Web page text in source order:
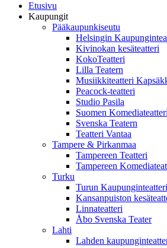
Etusivu
Kaupungit
Pääkaupunkiseutu
Helsingin
Kivinokan kesäteatteri
KokoTeatteri
Lilla Teatern
Musiikkiteatteri
Peacock-teatteri
Studio Pasila
Suomen Komediateatteri
Svenska Teatern
Teatteri Vantaa
Tampere & Pirkanmaa
Tampereen Teatteri
Tampereen
Turku
Turun Kaupunginteatteri
Kansanpuiston
Linnateatteri
Åbo Svenska Teater
Lahti
Lahden